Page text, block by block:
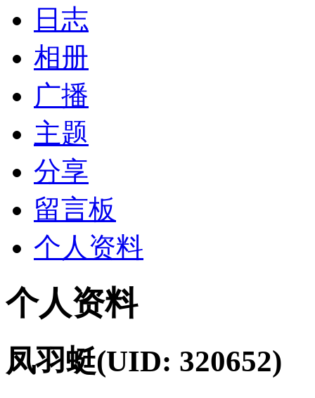
日志
相册
广播
主题
分享
留言板
个人资料
个人资料
凤羽蜓(UID: 320652)